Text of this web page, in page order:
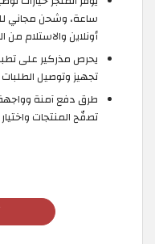
أونلاين والاستلام من المتجر
يحرص مذركير على
تجهيز وتوصيل
طرق دفع آمنة
تصفّح المنتجات